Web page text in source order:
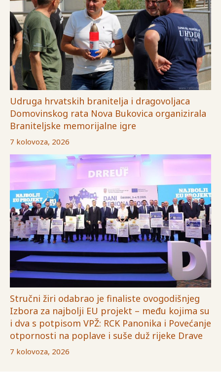
Udruga hrvatskih branitelja i dragovoljaca
Domovinskog rata Nova Bukovica organizirala
Braniteljske memorijalne igre
7 kolovoza, 2026
Stručni žiri odabrao je finaliste ovogodišnjeg
Izbora za najbolji EU projekt – među kojima su
i dva s potpisom VPŽ: RCK Panonika i Povećanje
otpornosti na poplave i suše duž rijeke Drave
7 kolovoza, 2026